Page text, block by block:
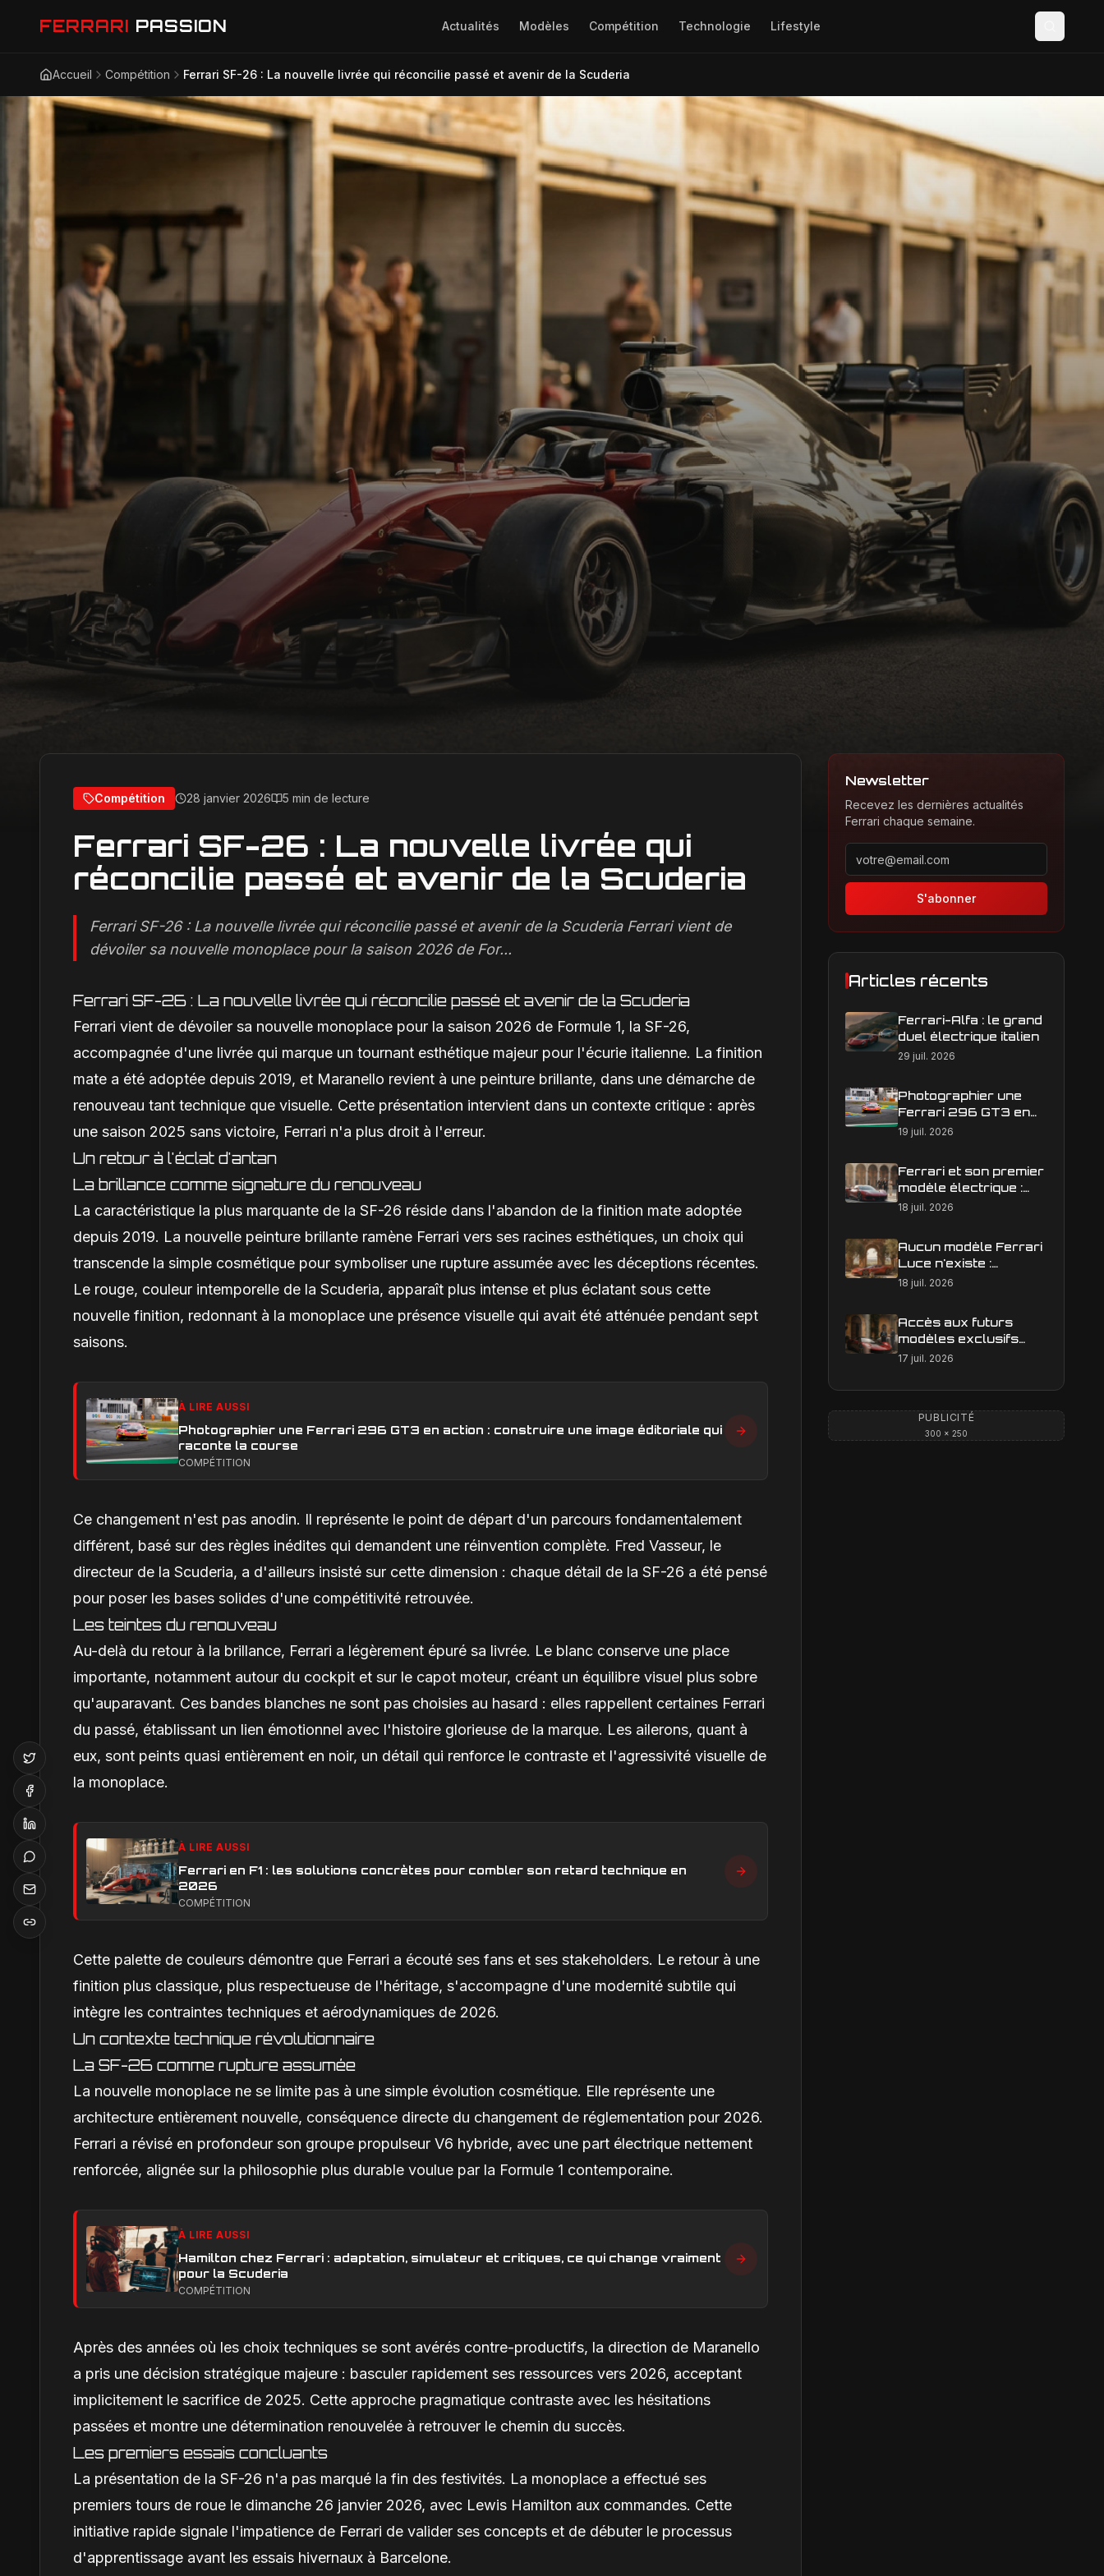
FERRARI PASSION Actualités Modèles Compétition Technologie Lifestyle
Accueil Compétition Ferrari SF-26 : La nouvelle livrée qui réconcilie passé et avenir de la Scuderia
Compétition 28 janvier 2026 5 min de lecture
Ferrari SF-26 : La nouvelle livrée qui
réconcilie passé et avenir de la Scuderia
Ferrari SF-26 : La nouvelle livrée qui réconcilie passé et avenir de la Scuderia Ferrari vient de
dévoiler sa nouvelle monoplace pour la saison 2026 de For...
Ferrari SF-26 : La nouvelle livrée qui réconcilie passé et avenir de la Scuderia
Ferrari vient de dévoiler sa nouvelle monoplace pour la saison 2026 de Formule 1, la SF-26,
accompagnée d'une livrée qui marque un tournant esthétique majeur pour l'écurie italienne. La finition
mate a été adoptée depuis 2019, et Maranello revient à une peinture brillante, dans une démarche de
renouveau tant technique que visuelle. Cette présentation intervient dans un contexte critique : après
une saison 2025 sans victoire, Ferrari n'a plus droit à l'erreur.
Un retour à l'éclat d'antan
La brillance comme signature du renouveau
La caractéristique la plus marquante de la SF-26 réside dans l'abandon de la finition mate adoptée
depuis 2019. La nouvelle peinture brillante ramène Ferrari vers ses racines esthétiques, un choix qui
transcende la simple cosmétique pour symboliser une rupture assumée avec les déceptions récentes.
Le rouge, couleur intemporelle de la Scuderia, apparaît plus intense et plus éclatant sous cette
nouvelle finition, redonnant à la monoplace une présence visuelle qui avait été atténuée pendant sept
saisons.
À LIRE AUSSI
Photographier une Ferrari 296 GT3 en action : construire une image éditoriale qui
raconte la course
COMPÉTITION
Ce changement n'est pas anodin. Il représente le point de départ d'un parcours fondamentalement
différent, basé sur des règles inédites qui demandent une réinvention complète. Fred Vasseur, le
directeur de la Scuderia, a d'ailleurs insisté sur cette dimension : chaque détail de la SF-26 a été pensé
pour poser les bases solides d'une compétitivité retrouvée.
Les teintes du renouveau
Au-delà du retour à la brillance, Ferrari a légèrement épuré sa livrée. Le blanc conserve une place
importante, notamment autour du cockpit et sur le capot moteur, créant un équilibre visuel plus sobre
qu'auparavant. Ces bandes blanches ne sont pas choisies au hasard : elles rappellent certaines Ferrari
du passé, établissant un lien émotionnel avec l'histoire glorieuse de la marque. Les ailerons, quant à
eux, sont peints quasi entièrement en noir, un détail qui renforce le contraste et l'agressivité visuelle de
la monoplace.
À LIRE AUSSI
Ferrari en F1 : les solutions concrètes pour combler son retard technique en
2026
COMPÉTITION
Cette palette de couleurs démontre que Ferrari a écouté ses fans et ses stakeholders. Le retour à une
finition plus classique, plus respectueuse de l'héritage, s'accompagne d'une modernité subtile qui
intègre les contraintes techniques et aérodynamiques de 2026.
Un contexte technique révolutionnaire
La SF-26 comme rupture assumée
La nouvelle monoplace ne se limite pas à une simple évolution cosmétique. Elle représente une
architecture entièrement nouvelle, conséquence directe du changement de réglementation pour 2026.
Ferrari a révisé en profondeur son groupe propulseur V6 hybride, avec une part électrique nettement
renforcée, alignée sur la philosophie plus durable voulue par la Formule 1 contemporaine.
À LIRE AUSSI
Hamilton chez Ferrari : adaptation, simulateur et critiques, ce qui change vraiment
pour la Scuderia
COMPÉTITION
Après des années où les choix techniques se sont avérés contre-productifs, la direction de Maranello
a pris une décision stratégique majeure : basculer rapidement ses ressources vers 2026, acceptant
implicitement le sacrifice de 2025. Cette approche pragmatique contraste avec les hésitations
passées et montre une détermination renouvelée à retrouver le chemin du succès.
Les premiers essais concluants
La présentation de la SF-26 n'a pas marqué la fin des festivités. La monoplace a effectué ses
premiers tours de roue le dimanche 26 janvier 2026, avec Lewis Hamilton aux commandes. Cette
initiative rapide signale l'impatience de Ferrari de valider ses concepts et de débuter le processus
d'apprentissage avant les essais hivernaux à Barcelone.
Newsletter
Recevez les dernières actualités
Ferrari chaque semaine.
Adresse email pour la newsletter
S'abonner
Articles récents
Ferrari-Alfa : le grand
duel électrique italien
29 juil. 2026
Photographier une
Ferrari 296 GT3 en
action : construire une
19 juil. 2026
Ferrari et son premier
modèle électrique :
calendrier de
18 juil. 2026
Aucun modèle Ferrari
Luce n'existe :
clarification sur les
18 juil. 2026
Accès aux futurs
modèles exclusifs
Ferrari : l'achat
est-il une réalité ?
17 juil. 2026
PUBLICITÉ
300 × 250